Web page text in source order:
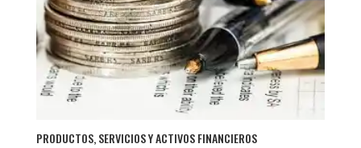
PRODUCTOS, SERVICIOS Y ACTIVOS FINANCIEROS